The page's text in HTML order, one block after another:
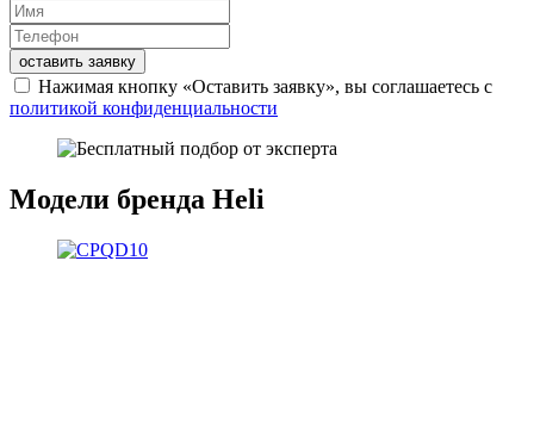
оставить заявку
Нажимая кнопку «Оставить заявку», вы соглашаетесь с
политикой конфиденциальности
Модели бренда Heli